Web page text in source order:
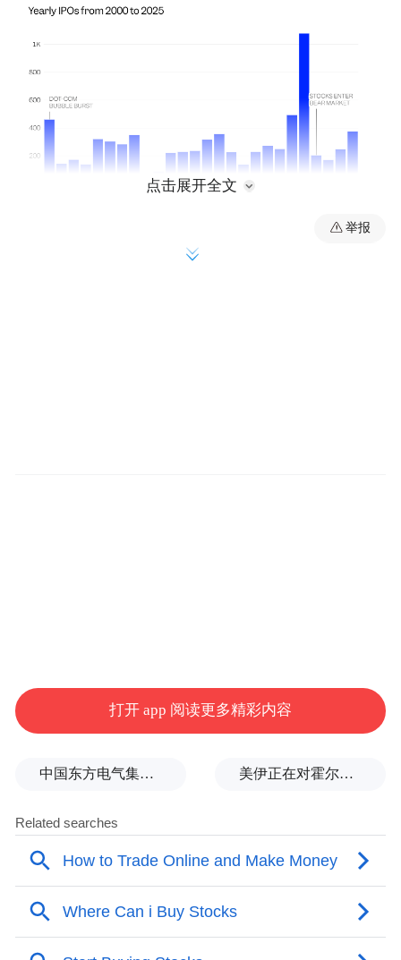
额只有450亿美元，过去四年总和也仅为约
市，就意味着美股2026年IPO募资总额将超
分析指出，2026年的IPO市场不再以IPO数
量取胜，而是以待发行项目的规模庞大为特
征。
据知情人士透露，SpaceX计划于下周进
行重磅IPO，目标估值约为1.75万亿美元。而
点击展开全文
举报
打开 app 阅读更多精彩内容
中国东方电气集团原党组副书记、董事宋致远被查 美伊正在对霍尔木兹进行最后博弈